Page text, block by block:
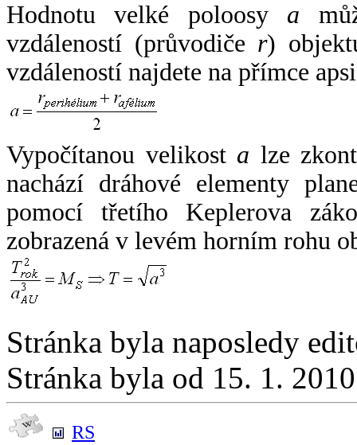
Hodnotu velké poloosy a
vzdáleností (průvodiče r)
vzdáleností najdete na přímce
Vypočítanou velikost a lze
nachází dráhové elementy
pomocí třetího Keplerova
zobrazená v levém horním rohu
Stránka byla naposledy
Stránka byla od 15. 1.
RS